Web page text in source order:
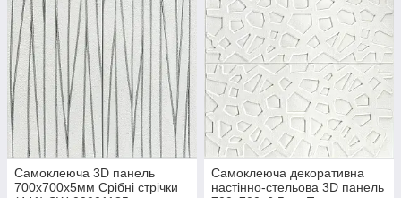
Самоклеюча 3D панель
700х700х5мм Срібні стрічки
Самоклеюча декоративна
настінно-стельова 3D панель